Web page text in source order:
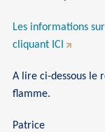
Les informations
cliquant ICI
A lire ci-dessous le
flamme.
Patrice